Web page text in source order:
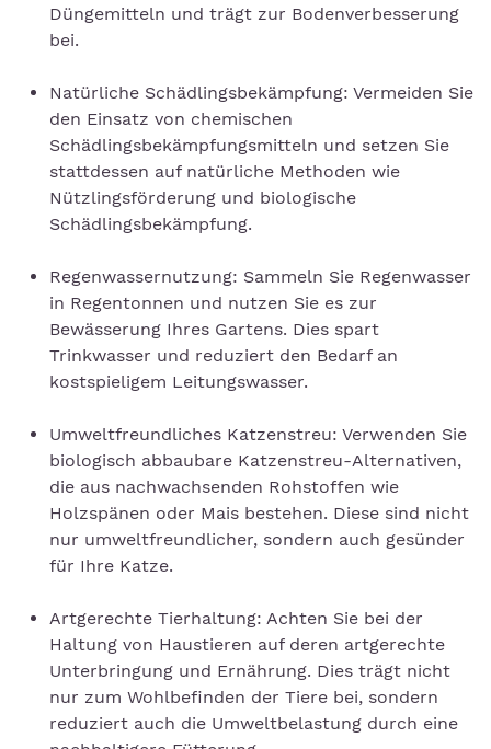
Düngemitteln und trägt zur Bodenverbesserung
bei.
Natürliche Schädlingsbekämpfung: Vermeiden Sie
den Einsatz von chemischen
Schädlingsbekämpfungsmitteln und setzen Sie
stattdessen auf natürliche Methoden wie
Nützlingsförderung und biologische
Schädlingsbekämpfung.
Regenwassernutzung: Sammeln Sie Regenwasser
in Regentonnen und nutzen Sie es zur
Bewässerung Ihres Gartens. Dies spart
Trinkwasser und reduziert den Bedarf an
kostspieligem Leitungswasser.
Umweltfreundliches Katzenstreu: Verwenden Sie
biologisch abbaubare Katzenstreu-Alternativen,
die aus nachwachsenden Rohstoffen wie
Holzspänen oder Mais bestehen. Diese sind nicht
nur umweltfreundlicher, sondern auch gesünder
für Ihre Katze.
Artgerechte Tierhaltung: Achten Sie bei der
Haltung von Haustieren auf deren artgerechte
Unterbringung und Ernährung. Dies trägt nicht
nur zum Wohlbefinden der Tiere bei, sondern
reduziert auch die Umweltbelastung durch eine